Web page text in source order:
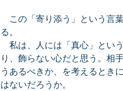
この「寄り添う」という言
る。
私は、人には「真心」とい
り、飾らない心だと思う。相
うあるべきか、を考えるとき
はないだろうか。